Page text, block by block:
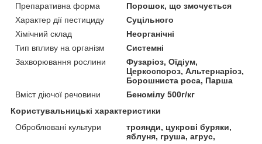
Препаративна форма
Порошок, що змочується
Характер дії пестициду
Суцільного
Хімічний склад
Неорганічні
Тип впливу на організм
Системні
Захворювання рослини
Фузаріоз, Оїдіум,
Церкоспороз, Альтернаріоз,
Борошниста роса, Парша
Вміст діючої речовини
Беномілу 500г/кг
Користувальницькі характеристики
Оброблювані культури
троянди, цукрові буряки,
яблуня, груша, агрус,